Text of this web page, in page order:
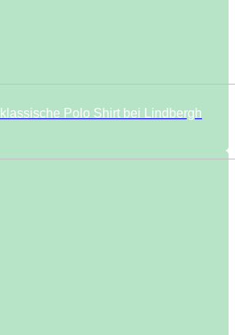
Polo Shirt bei Lindbergh